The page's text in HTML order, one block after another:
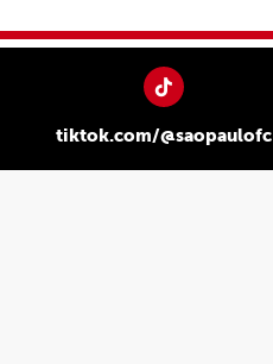
tiktok.com/@saopaulofc